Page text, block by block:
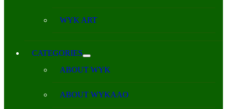
WYK ART
CATEGORIES
ABOUT WYK
ABOUT WYKAAO